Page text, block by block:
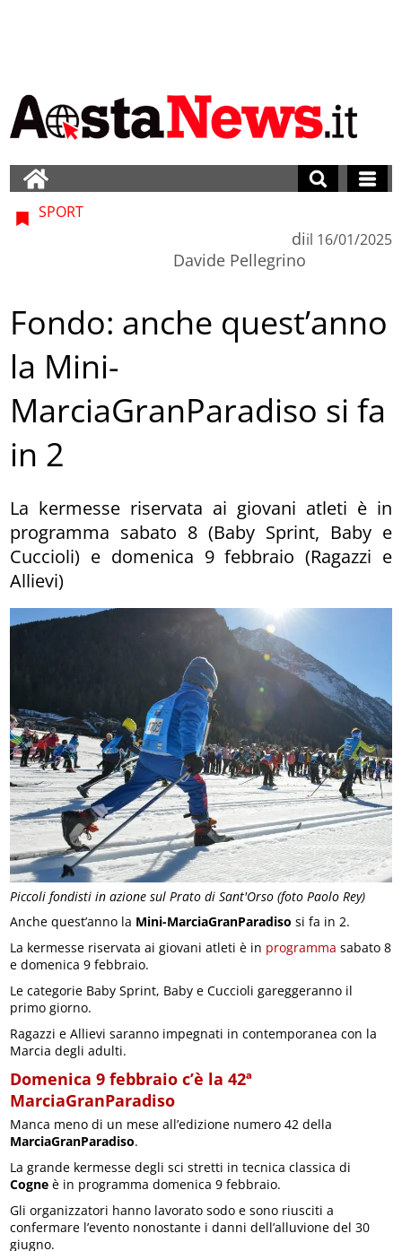
Piccoli fondisti in azione sul Prato di Sant'Orso (foto Paolo Rey)
SPORT
di
Davide Pellegrino
il 16/01/2025
Fondo: anche quest’anno
la Mini-
MarciaGranParadiso si fa
in 2
La kermesse riservata ai giovani atleti è in
programma sabato 8 (Baby Sprint, Baby e
Cuccioli) e domenica 9 febbraio (Ragazzi e
Allievi)
Anche quest’anno la Mini-MarciaGranParadiso si fa in 2.
La kermesse riservata ai giovani atleti è in programma sabato 8
e domenica 9 febbraio.
Le categorie Baby Sprint, Baby e Cuccioli gareggeranno il
primo giorno.
Ragazzi e Allievi saranno impegnati in contemporanea con la
Marcia degli adulti.
Domenica 9 febbraio c’è la 42ª
MarciaGranParadiso
Manca meno di un mese all’edizione numero 42 della
MarciaGranParadiso.
La grande kermesse degli sci stretti in tecnica classica di
Cogne è in programma domenica 9 febbraio.
Gli organizzatori hanno lavorato sodo e sono riusciti a
confermare l’evento nonostante i danni dell’alluvione del 30
giugno.